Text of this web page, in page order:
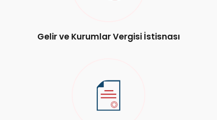
Gelir ve Kurumlar Vergisi İstisnası